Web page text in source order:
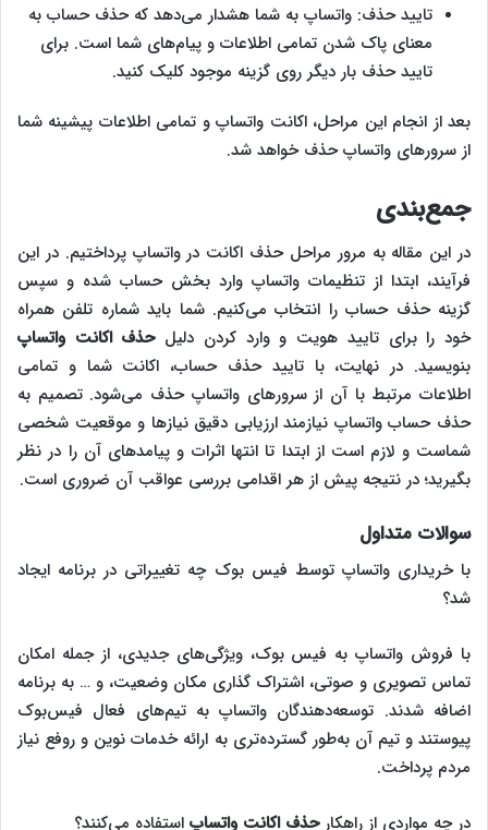
تایید حذف: واتساپ به شما هشدار می‌دهد که حذف حساب به
معنای پاک شدن تمامی اطلاعات و پیام‌های شما است. برای
تایید حذف بار دیگر روی گزینه موجود کلیک کنید.
بعد از انجام این مراحل، اکانت واتساپ و تمامی اطلاعات پیشینه شما
از سرورهای واتساپ حذف خواهد شد.
جمع‌بندی
در این مقاله به مرور مراحل حذف اکانت در واتساپ پرداختیم. در این
فرآیند، ابتدا از تنظیمات واتساپ وارد بخش حساب شده و سپس
گزینه حذف حساب را انتخاب می‌کنیم. شما باید شماره تلفن همراه
خود را برای تایید هویت و وارد کردن دلیلحذف اکانت واتساپ
بنویسید. در نهایت، با تایید حذف حساب، اکانت شما و تمامی
اطلاعات مرتبط با آن از سرورهای واتساپ حذف می‌شود. تصمیم به
حذف حساب واتساپ نیازمند ارزیابی دقیق نیازها و موقعیت شخصی
شماست و لازم است از ابتدا تا انتها اثرات و پیامدهای آن را در نظر
بگیرید؛ در نتیجه پیش از هر اقدامی بررسی عواقب آن ضروری است.
سوالات متداول
با خریداری واتساپ توسط فیس بوک چه تغییراتی در برنامه ایجاد
شد؟
با فروش واتساپ به فیس بوک، ویژگی‌های جدیدی، از جمله امکان
تماس تصویری و صوتی، اشتراک گذاری مکان وضعیت، و … به برنامه
اضافه شدند. توسعه‌دهندگان واتساپ به تیم‌های فعال فیس‌بوک
پیوستند و تیم آن به‌طور گسترده‌تری به ارائه خدمات نوین و روفع نیاز
مردم پرداخت.
در چه مواردی از راهکارحذف اکانت واتساپ استفاده می‌کنند؟